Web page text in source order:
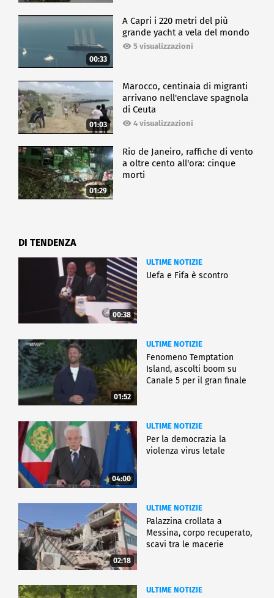
00:33
A Capri i 220 metri del più
grande yacht a vela del mondo
5 visualizzazioni
01:03
Marocco, centinaia di migranti
arrivano nell'enclave spagnola
di Ceuta
4 visualizzazioni
01:29
Rio de Janeiro, raffiche di vento
a oltre cento all'ora: cinque
morti
DI TENDENZA
00:38
ULTIME NOTIZIE
Uefa e Fifa è scontro
01:52
ULTIME NOTIZIE
Fenomeno Temptation
Island, ascolti boom su
Canale 5 per il gran finale
04:00
ULTIME NOTIZIE
Per la democrazia la
violenza virus letale
02:18
ULTIME NOTIZIE
Palazzina crollata a
Messina, corpo recuperato,
scavi tra le macerie
ULTIME NOTIZIE